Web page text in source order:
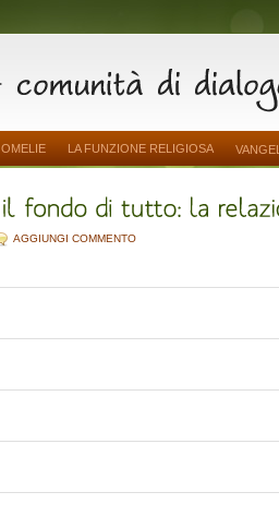
OMELIE LA FUNZIONE RELIGIOSA
AGGIUNGI COMMENTO